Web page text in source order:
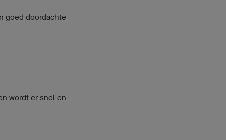
goed doordachte
wordt er snel en